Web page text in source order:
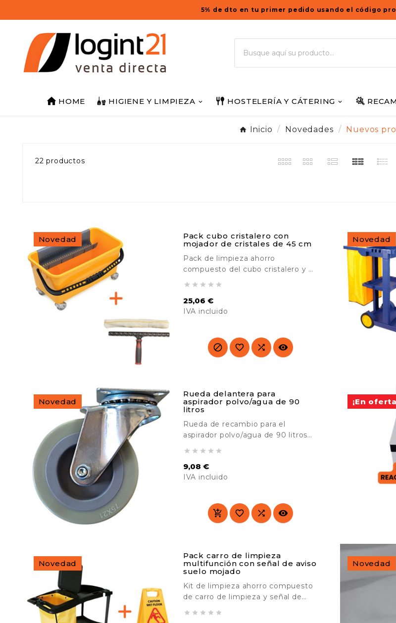
5% de dto en tu primer pedido usando el código
HOME HIGIENE Y LIMPIEZA HOSTELERÍA Y CÁTERING
Inicio Novedades Nuevos
22 productos
Novedad
Pack cubo cristalero con
mojador de cristales de 45 cm
Pack de limpieza ahorro
compuesto del cubo cristalero y el
limpieza eficiente y rápida de
cristales. Ideal para empresas de
    
25,06 €
IVA incluido
   
Novedad
Novedad
Rueda delantera para
aspirador polvo/agua de 90
litros
Rueda de recambio para el
aspirador polvo/agua de 90 litros
    
9,08 €
IVA incluido
   
Novedad
¡En
Novedad
Pack carro de limpieza
multifunción con señal de aviso
suelo mojado
Kit de limpieza ahorro compuesto
de carro de limpieza y señal de
    
Novedad